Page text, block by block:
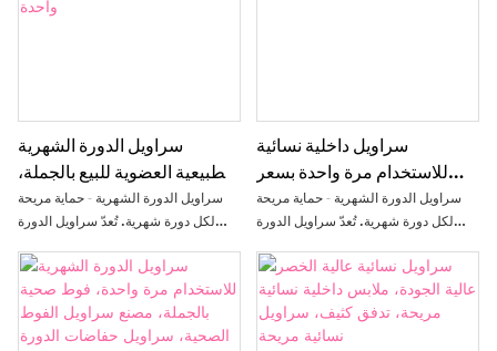
سراويل الدورة الشهرية
الطبيعية العضوية للبيع بالجملة،
فوط صحية نسائية، سراويل
الدورة الشهرية للاستخدام مرة
واحدة
سراويل الدورة الشهرية - حماية مريحة
لكل دورة شهرية. تُعدّ سراويل الدورة
التقليدية، فهي تجمع بين الراحة والحماية
من التسرب وسهولة الاستخدام في
تصميم واحد. صُممت خصيصًا لتلبية
احتياجات النساء خلال فترة الدورة
سراويل داخلية نسائية
للاستخدام مرة واحدة بسعر
المصنع مباشرة، سراويل داخلية
نسائية للاستخدام مرة واحدة
سراويل الدورة الشهرية - حماية مريحة
لكل دورة شهرية. تُعدّ سراويل الدورة
التقليدية، فهي تجمع بين الراحة والحماية
من التسرب وسهولة الاستخدام في
تصميم واحد. صُممت خصيصًا لتلبية
احتياجات النساء خلال فترة الدورة